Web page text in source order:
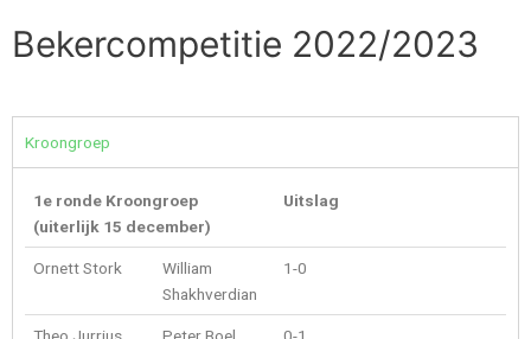
Bekercompetitie 2022/2023
Kroongroep
1e ronde Kroongroep
(uiterlijk 15 december)
Uitslag
Ornett Stork
William
Shakhverdian
1-0